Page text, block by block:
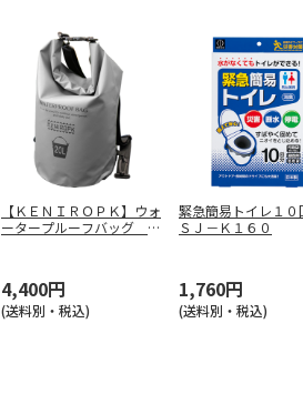
【ＫＥＮＩＲＯＰＫ】ウォ
ータープルーフバッグ Ｋ
4,400円
(送料別・税込)
緊急簡易トイレ１
ＳＪ－Ｋ１６０
1,760円
(送料別・税込)